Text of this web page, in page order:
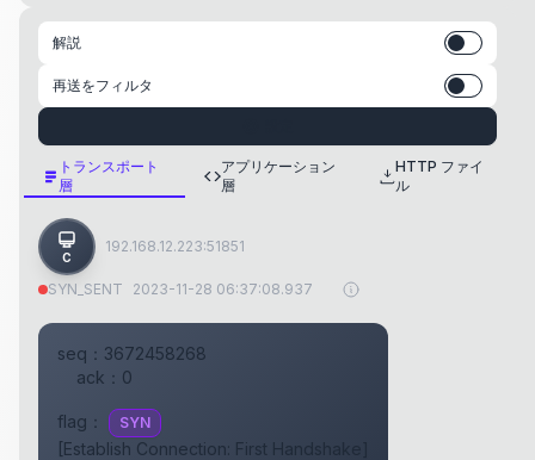
解説
再送をフィルタ
トランスポート
層
アプリケーション
層
HTTP ファイ
ル
C
192.168.12.223:51851
SYN_SENT 2023-11-28 06:37:08.937
seq： 3672458268
ack： 0
flag： SYN
[Establish Connection: First Handshake]